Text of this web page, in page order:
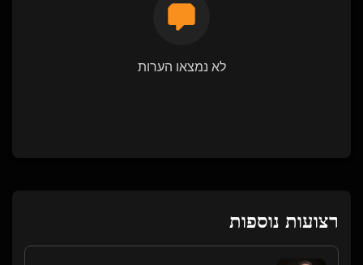
לא נמצאו הערות
רצועות נוספות